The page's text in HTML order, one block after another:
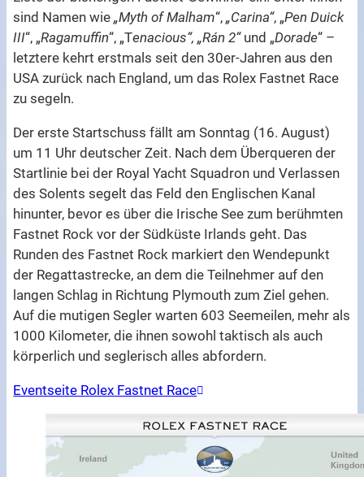
sind Namen wie„Myth of Malham“,„Carina“, „Pen Duick
III“, „Ragamuffin“, „Tenacious“, „Rán 2“ und „Dorade“ –
letztere kehrt erstmals seit den 30er-Jahren aus den
USA zurück nach England, um das Rolex Fastnet Race
zu segeln.
Der erste Startschuss fällt am Sonntag (16. August)
um 11 Uhr deutscher Zeit. Nach dem Überqueren der
Startlinie bei der Royal Yacht Squadron und Verlassen
des Solents segelt das Feld den Englischen Kanal
hinunter, bevor es über die Irische See zum berühmten
Fastnet Rock vor der Südküste Irlands geht. Das
Runden des Fastnet Rock markiert den Wendepunkt
der Regattastrecke, an dem die Teilnehmer auf den
langen Schlag in Richtung Plymouth zum Ziel gehen.
Auf die mutigen Segler warten 603 Seemeilen, mehr als
1000 Kilometer, die ihnen sowohl taktisch als auch
körperlich und seglerisch alles abfordern.
Eventseite Rolex Fastnet Race